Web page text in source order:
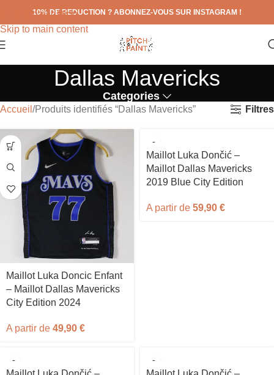
Skip to navigation
Skip to main content
10% DE REDUCTION ? ABONNEZ-VOUS SUR INSTAGRAM !
Dallas Mavericks
Categories
Accueil Produits identifiés “Dallas Mavericks” Filtres
Maillot Luka Doncic Enfant
– Maillot Dallas Mavericks
City Edition 2024
A partir de 49,90 €
Maillot Luka Dončić –
Maillot Dallas Mavericks
2019 Blue City Edition
A partir de 59,90 €